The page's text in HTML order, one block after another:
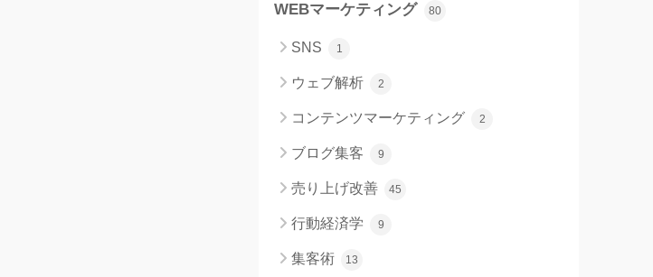
WEBマーケティング 80
SNS 1
ウェブ解析 2
コンテンツマーケティング 2
ブログ集客 9
売り上げ改善 45
行動経済学 9
集客術 13